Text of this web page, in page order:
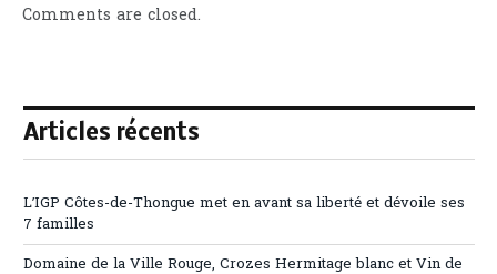
Comments are closed.
Articles récents
L’IGP Côtes-de-Thongue met en avant sa liberté et dévoile ses
7 familles
Domaine de la Ville Rouge, Crozes Hermitage blanc et Vin de